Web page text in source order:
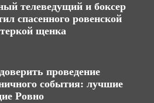
телеведущий и боксер
спасенного ровенской
щенка
проведение
события: лучшие
Ровно